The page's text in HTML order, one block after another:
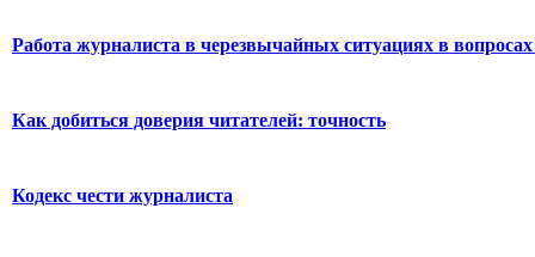
Работа журналиста в черезвычайных ситуациях в вопросах
Как добиться доверия читателей: точность
Кодекс чести журналиста